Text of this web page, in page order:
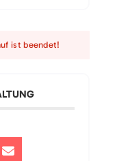
ist beendet!